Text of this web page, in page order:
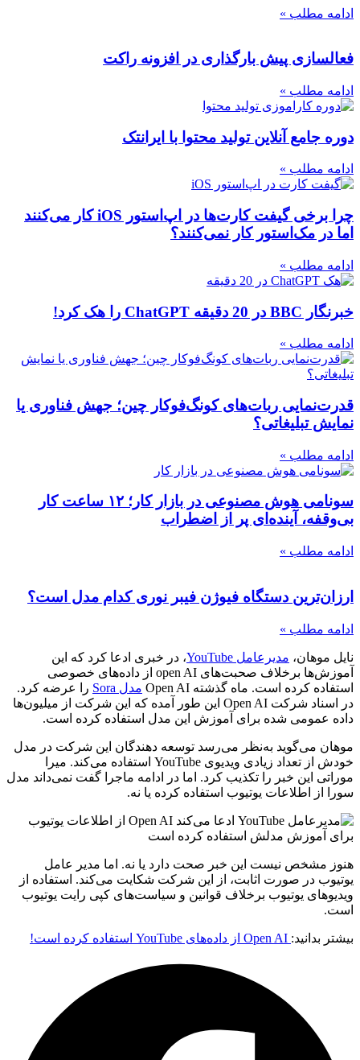
ادامه مطلب »
فعالسازی پیش بارگذاری در افزونه راکت
ادامه مطلب »
دوره جامع آنلاین تولید محتوا با ایرانتک
ادامه مطلب »
چرا برخی گیفت کارت‌ها در اپ‌استور iOS کار می‌کنند
اما در مک‌استور کار نمی‌کنند؟
ادامه مطلب »
خبرنگار BBC در 20 دقیقه ChatGPT را هک کرد!
ادامه مطلب »
قدرت‌نمایی ربات‌های کونگ‌فوکار چین؛ جهش فناوری یا
نمایش تبلیغاتی؟
ادامه مطلب »
سونامی هوش مصنوعی در بازار کار؛ ۱۲ ساعت کار
بی‌وقفه، آینده‌ای پر از اضطراب
ادامه مطلب »
ارزان‌ترین دستگاه فیوژن فیبر نوری کدام مدل است؟
ادامه مطلب »
نایل موهان، مدیرعامل YouTube
، در خبری ادعا کرد که این
آموزش‌ها برخلاف صحبت‌های open AI از داده‌های خصوصی
استفاده کرده است. ماه گذشته Open AI
مدل Sora
را عرضه کرد.
در اسناد شرکت Open AI این طور آمده که این شرکت از میلیون‌ها
داده عمومی شده برای آموزش این مدل استفاده کرده است.
موهان می‌گوید به‌نظر می‌رسد توسعه دهندگان این شرکت در مدل
خودش از تعداد زیادی ویدیوی YouTube استفاده می‌کند. میرا
موراتی این خبر را تکذیب کرد. اما در ادامه ماجرا گفت نمی‌داند مدل
سورا از اطلاعات یوتیوب استفاده کرده یا نه.
هنوز مشخص نیست این خبر صحت دارد یا نه. اما مدیر عامل
یوتیوب در صورت اثابت، از این شرکت شکایت می‌کند. استفاده از
ویدیوهای یوتیوب برخلاف قوانین و سیاست‌های کپی رایت یوتیوب
است.
بیشتر بدانید: